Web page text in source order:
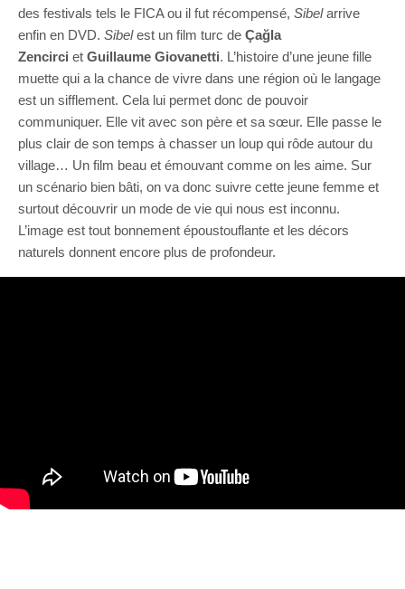
des festivals tels le FICA ou il fut récompensé, Sibelarrive
enfin en DVD. Sibelest un film turc de Çağla
Zencirci et Guillaume Giovanetti. L’histoire d’une jeune fille
muette qui a la chance de vivre dans une région où le langage
est un sifflement. Cela lui permet donc de pouvoir
communiquer. Elle vit avec son père et sa sœur. Elle passe le
plus clair de son temps à chasser un loup qui rôde autour du
village… Un film beau et émouvant comme on les aime. Sur
un scénario bien bâti, on va donc suivre cette jeune femme et
surtout découvrir un mode de vie qui nous est inconnu.
L’image est tout bonnement époustouflante et les décors
naturels donnent encore plus de profondeur.